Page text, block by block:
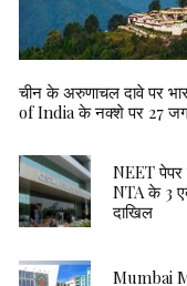
चीन के अरुणाचल दावे पर
of India के नक्शे पर 27
NEET
NTA के 3
दाखिल
Mumbai